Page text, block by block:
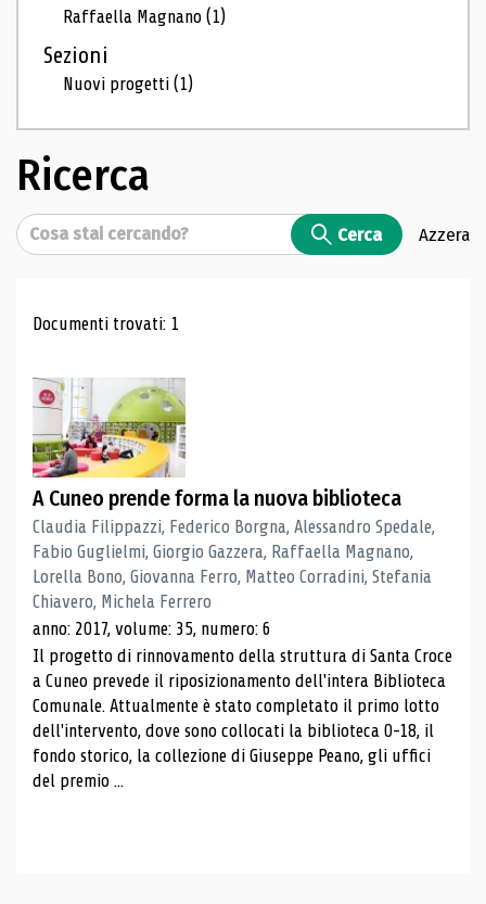
Raffaella Magnano(1)
Sezioni
Nuovi progetti(1)
Ricerca
Cerca Cerca Azzera
Risultati di ricerca
Documenti trovati: 1
A Cuneo prende forma la nuova biblioteca
Claudia Filippazzi, Federico Borgna, Alessandro Spedale,
Fabio Guglielmi, Giorgio Gazzera, Raffaella Magnano,
Lorella Bono, Giovanna Ferro, Matteo Corradini, Stefania
Chiavero, Michela Ferrero
anno: 2017, volume: 35, numero: 6
Il progetto di rinnovamento della struttura di Santa Croce
a Cuneo prevede il riposizionamento dell'intera Biblioteca
Comunale. Attualmente è stato completato il primo lotto
dell'intervento, dove sono collocati la biblioteca 0-18, il
fondo storico, la collezione di Giuseppe Peano, gli uffici
del premio ...